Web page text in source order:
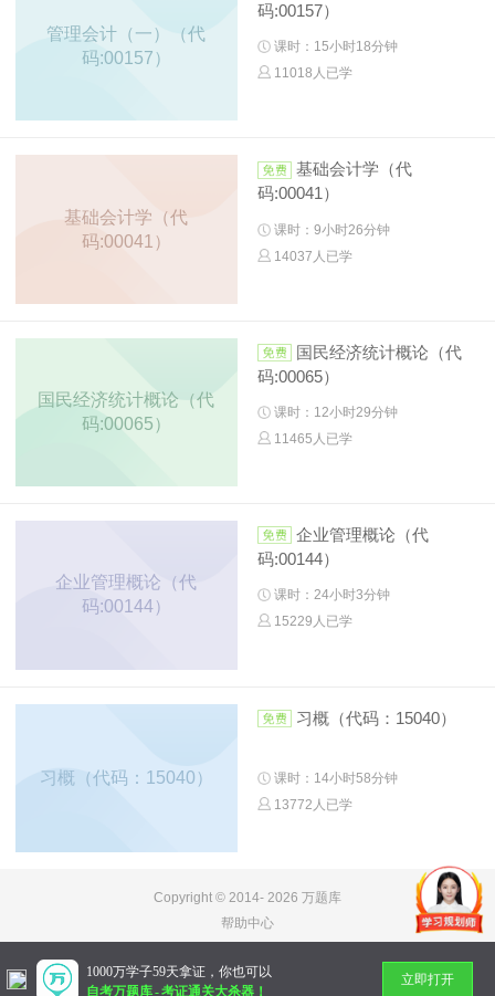
管理会计（一）（代
码:00157）
码:00157）
课时：15小时18分钟
11018人已学
基础会计学（代
码:00041）
基础会计学（代
码:00041）
课时：9小时26分钟
14037人已学
国民经济统计概论（代
码:00065）
国民经济统计概论（代
码:00065）
课时：12小时29分钟
11465人已学
企业管理概论（代
码:00144）
企业管理概论（代
码:00144）
课时：24小时3分钟
15229人已学
习概（代码：15040）
习概（代码：15040）
课时：14小时58分钟
13772人已学
Copyright © 2014- 2026 万题库
帮助中心
1000万学子59天拿证，你也可以
自考万题库-考证通关大杀器！
立即打开